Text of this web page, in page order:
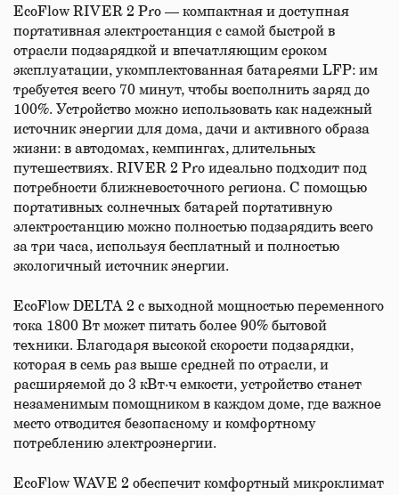
EcoFlow RIVER 2 Pro — компактная и доступная
портативная электростанция с самой быстрой в
отрасли подзарядкой и впечатляющим сроком
эксплуатации, укомплектованная батареями LFP: им
требуется всего 70 минут, чтобы восполнить заряд до
100%. Устройство можно использовать как надежный
источник энергии для дома, дачи и активного образа
жизни: в автодомах, кемпингах, длительных
путешествиях. RIVER 2 Pro идеально подходит под
потребности ближневосточного региона. С помощью
портативных солнечных батарей портативную
электростанцию можно полностью подзарядить всего
за три часа, используя бесплатный и полностью
экологичный источник энергии.
EcoFlow DELTA 2 с выходной мощностью переменного
тока 1800 Вт может питать более 90% бытовой
техники. Благодаря высокой скорости подзарядки,
которая в семь раз выше средней по отрасли, и
расширяемой до 3 кВт∙ч емкости, устройство станет
незаменимым помощником в каждом доме, где важное
место отводится безопасному и комфортному
потреблению электроэнергии.
EcoFlow WAVE 2 обеспечит комфортный микроклимат